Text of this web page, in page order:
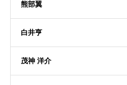
熊部翼
白井亨
茂神 洋介